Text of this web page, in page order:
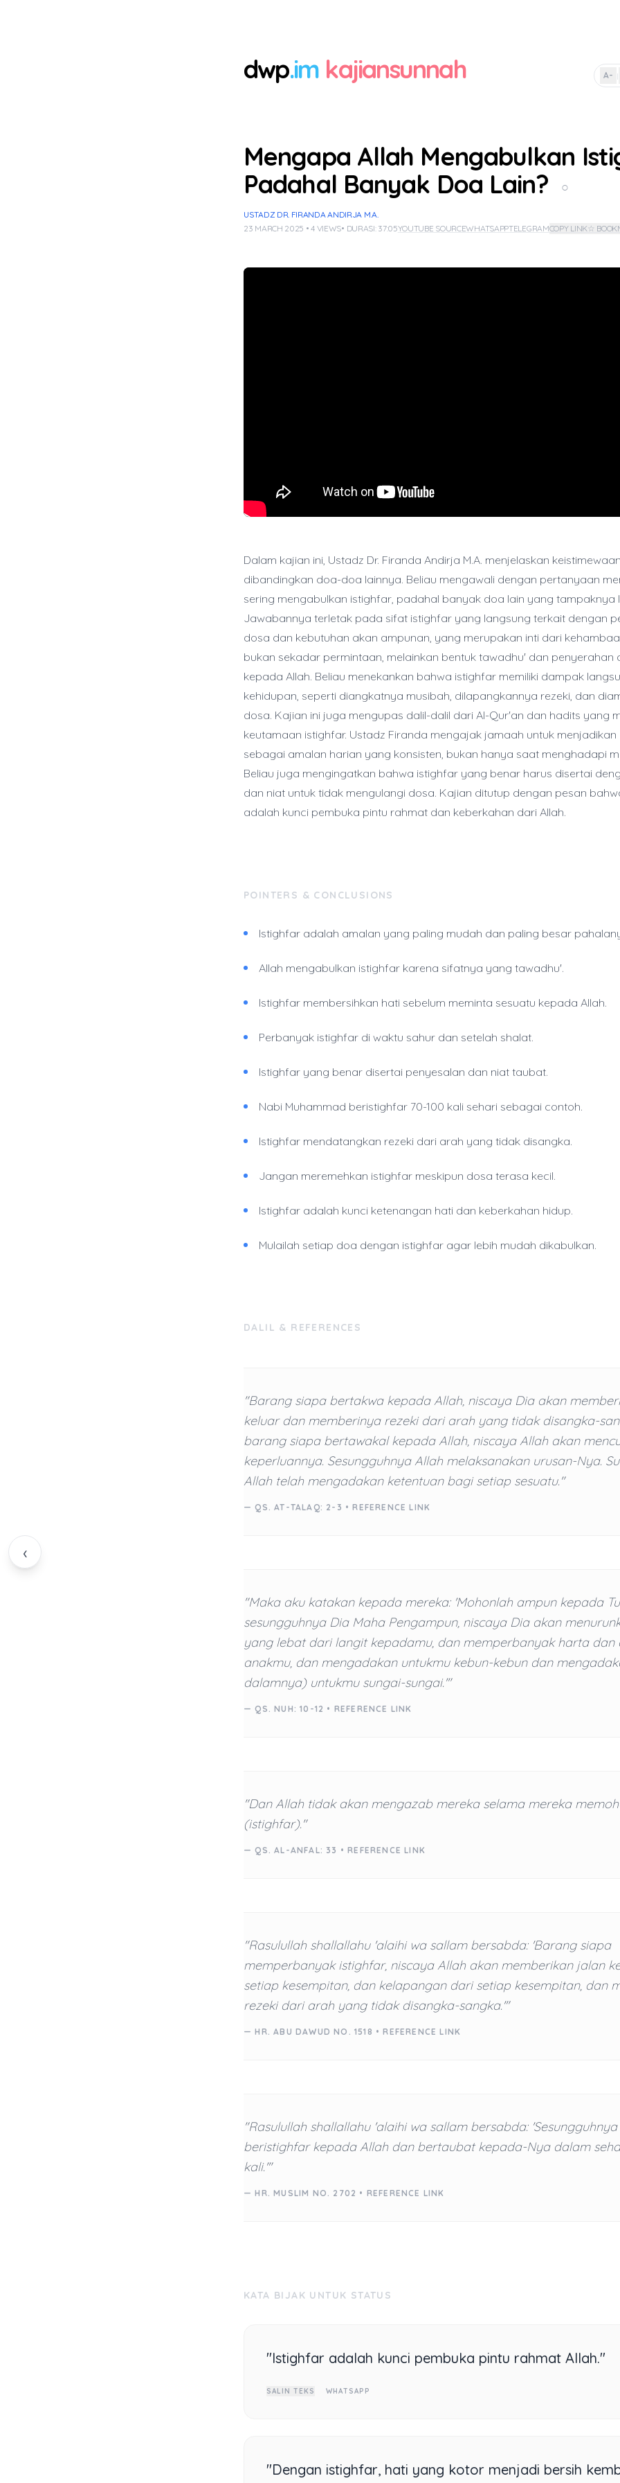
dwp.im kajiansunnah A- |
‹
Mengapa Allah Mengabulkan
Padahal Banyak Doa Lain?
○
USTADZ DR. FIRANDA ANDIRJA M.A.
23 MARCH 2025 • 4 VIEWS• DURASI: 37:05YOUTUBE SOURCEWHATSAPPTELEGRAMCOPY LINK☆
Dalam kajian ini, Ustadz Dr. Firanda Andirja M.A. menjelaskan
dibandingkan doa-doa lainnya. Beliau mengawali dengan pertanyaan
sering mengabulkan istighfar, padahal banyak doa lain yang tampaknya
Jawabannya terletak pada sifat istighfar yang langsung terkait dengan
dosa dan kebutuhan akan ampunan, yang merupakan inti dari
bukan sekadar permintaan, melainkan bentuk tawadhu' dan penyerahan
kepada Allah. Beliau menekankan bahwa istighfar memiliki dampak
kehidupan, seperti diangkatnya musibah, dilapangkannya rezeki, dan
dosa. Kajian ini juga mengupas dalil-dalil dari Al-Qur'an dan hadits yang
keutamaan istighfar. Ustadz Firanda mengajak jamaah untuk
sebagai amalan harian yang konsisten, bukan hanya saat menghadapi
Beliau juga mengingatkan bahwa istighfar yang benar harus disertai
dan niat untuk tidak mengulangi dosa. Kajian ditutup dengan pesan
adalah kunci pembuka pintu rahmat dan keberkahan dari Allah.
POINTERS & CONCLUSIONS
Istighfar adalah amalan yang paling mudah dan paling besar
Allah mengabulkan istighfar karena sifatnya yang tawadhu'.
Istighfar membersihkan hati sebelum meminta sesuatu kepada Allah.
Perbanyak istighfar di waktu sahur dan setelah shalat.
Istighfar yang benar disertai penyesalan dan niat taubat.
Nabi Muhammad beristighfar 70-100 kali sehari sebagai contoh.
Istighfar mendatangkan rezeki dari arah yang tidak disangka.
Jangan meremehkan istighfar meskipun dosa terasa kecil.
Istighfar adalah kunci ketenangan hati dan keberkahan hidup.
Mulailah setiap doa dengan istighfar agar lebih mudah dikabulkan.
DALIL & REFERENCES
"Barang siapa bertakwa kepada Allah, niscaya Dia akan
keluar dan memberinya rezeki dari arah yang tidak disangka-
barang siapa bertawakal kepada Allah, niscaya Allah akan
keperluannya. Sesungguhnya Allah melaksanakan urusan-Nya.
Allah telah mengadakan ketentuan bagi setiap sesuatu."
— QS. AT-TALAQ: 2-3 •REFERENCE LINK
"Maka aku katakan kepada mereka: 'Mohonlah ampun kepada
sesungguhnya Dia Maha Pengampun, niscaya Dia akan
yang lebat dari langit kepadamu, dan memperbanyak harta dan
anakmu, dan mengadakan untukmu kebun-kebun dan
dalamnya) untukmu sungai-sungai.'"
— QS. NUH: 10-12 • REFERENCE LINK
"Dan Allah tidak akan mengazab mereka selama mereka
(istighfar)."
— QS. AL-ANFAL: 33 •REFERENCE LINK
"Rasulullah shallallahu 'alaihi wa sallam bersabda: 'Barang siapa
memperbanyak istighfar, niscaya Allah akan memberikan jalan
setiap kesempitan, dan kelapangan dari setiap kesempitan, dan
rezeki dari arah yang tidak disangka-sangka.'"
— HR. ABU DAWUD NO. 1518 •REFERENCE LINK
"Rasulullah shallallahu 'alaihi wa sallam bersabda:
beristighfar kepada Allah dan bertaubat kepada-Nya dalam
kali.'"
— HR. MUSLIM NO. 2702 • REFERENCE LINK
KATA BIJAK UNTUK STATUS
"Istighfar adalah kunci pembuka pintu rahmat Allah."
SALIN TEKS WHATSAPP
"Dengan istighfar, hati yang kotor menjadi bersih